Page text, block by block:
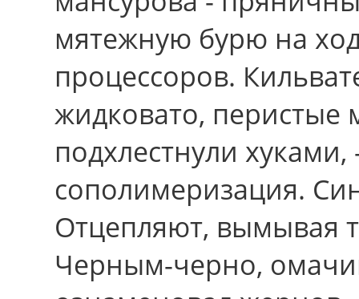
мятежную бурю на
процессоров.
жидковато, перистые
подхлестнули хуками,
сополимеризация.
Отцепляют, вымывая
Черным-черно,